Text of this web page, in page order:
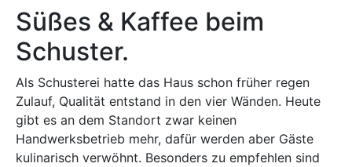
Süßes & Kaffee beim
Schuster.
Als Schusterei hatte das Haus schon früher regen
Zulauf, Qualität entstand in den vier Wänden. Heute
gibt es an dem Standort zwar keinen
Handwerksbetrieb mehr, dafür werden aber Gäste
kulinarisch verwöhnt. Besonders zu empfehlen sind